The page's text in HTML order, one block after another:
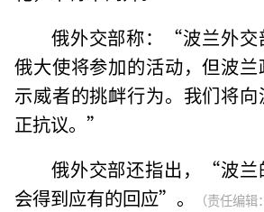
俄外交部称：“波兰外交
俄大使将参加的活动，但波
示威者的挑衅行为。我们将
正抗议。”
俄外交部还指出，“波兰
会得到应有的回应”。
（责任编辑